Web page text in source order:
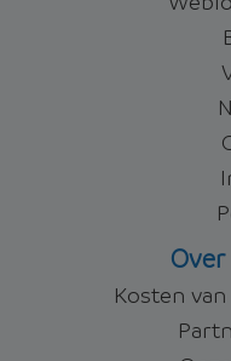
Kosten